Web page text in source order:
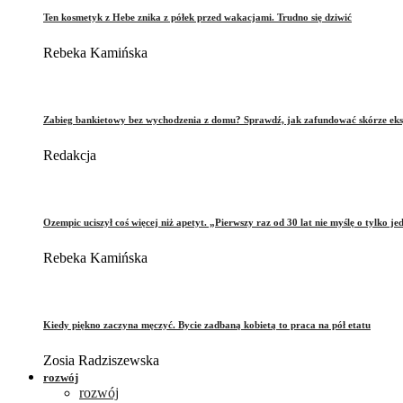
Ten kosmetyk z Hebe znika z półek przed wakacjami. Trudno się dziwić
Rebeka Kamińska
Zabieg bankietowy bez wychodzenia z domu? Sprawdź, jak zafundować skórze
Redakcja
Ozempic uciszył coś więcej niż apetyt. „Pierwszy raz od 30 lat nie myślę o tylko
Rebeka Kamińska
Kiedy piękno zaczyna męczyć. Bycie zadbaną kobietą to praca na pół etatu
Zosia Radziszewska
rozwój
rozwój